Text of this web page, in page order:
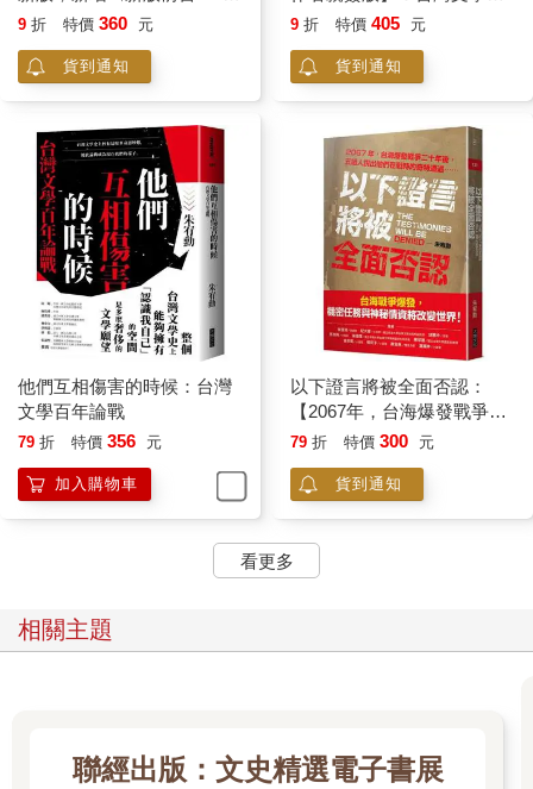
遠的回音〉】：戒嚴台灣小
9 折 特價 360 元
貨到通知
年論戰
9 折 特價 405 元
貨到通知
他們互相傷害的時候：台灣
文學百年論戰
79 折 特價 356 元
加入購物車
以下證言將被全面否認：
【2067年，台海爆發戰爭二
十年後，五組人說出他們在
79 折 特價 300 元
貨到通知
看更多
相關主題
聯經出版：文史精選電子書展